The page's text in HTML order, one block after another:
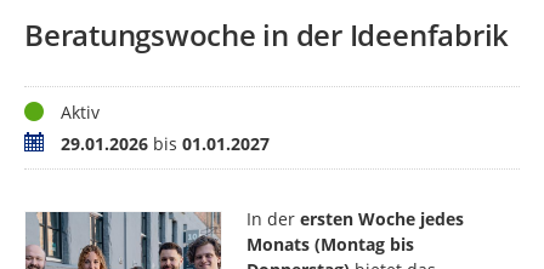
Beratungswoche in der Ideenfabrik
StatusAktiv
Zeitraum29.01.2026 bis 01.01.2027
In derersten Woche jedes
Monats (Montag bis